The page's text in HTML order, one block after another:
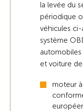
la levée du
périodique
véhicules
système
et voiture de
moteur